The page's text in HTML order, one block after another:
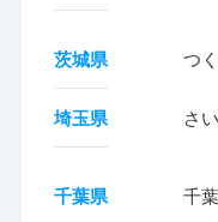
茨城県 つ
埼玉県 さ
千葉県 千葉